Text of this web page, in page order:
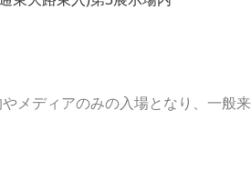
メディアのみの入場となり、一般